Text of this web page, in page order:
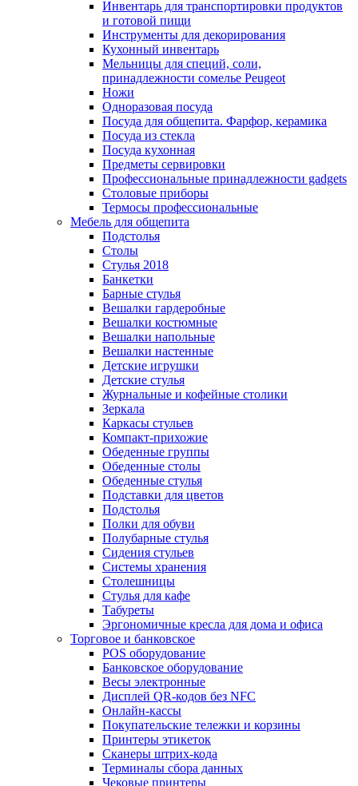
Инвентарь для транспортировки продуктов
и готовой пищи
Инструменты для декорирования
Кухонный инвентарь
Мельницы для специй, соли,
принадлежности сомелье Peugeot
Ножи
Одноразовая посуда
Посуда для общепита. Фарфор, керамика
Посуда из стекла
Посуда кухонная
Предметы сервировки
Профессиональные принадлежности gadgets
Столовые приборы
Термосы профессиональные
Мебель для общепита
Подстолья
Столы
Стулья 2018
Банкетки
Барные стулья
Вешалки гардеробные
Вешалки костюмные
Вешалки напольные
Вешалки настенные
Детские игрушки
Детские стулья
Журнальные и кофейные столики
Зеркала
Каркасы стульев
Компакт-прихожие
Обеденные группы
Обеденные столы
Обеденные стулья
Подставки для цветов
Подстолья
Полки для обуви
Полубарные стулья
Сидения стульев
Системы хранения
Столешницы
Стулья для кафе
Табуреты
Эргономичные кресла для дома и офиса
Торговое и банковское
POS оборудование
Банковское оборудование
Весы электронные
Дисплей QR-кодов без NFC
Онлайн-кассы
Покупательские тележки и корзины
Принтеры этикеток
Сканеры штрих-кода
Терминалы сбора данных
Чековые принтеры